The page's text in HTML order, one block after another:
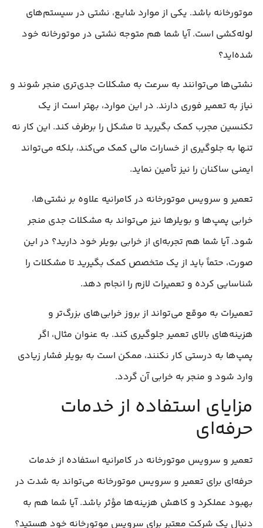
موتورخانه باشد. یکی از موارد شایع، نشتی در سیستم‌های
لوله‌کشی است. آیا شما هم متوجه نشتی در موتورخانه خود
شده‌اید؟
نشتی‌ها می‌توانند به سرعت به مشکلات جدی‌تری منجر شوند و
نیاز به تعمیر فوری دارند. در این موارد، بهتر است از یک
تکنسین مجرب کمک بگیرید تا مشکل را برطرف کند. این کار نه
تنها به جلوگیری از خسارات مالی کمک می‌کند، بلکه می‌تواند
ایمنی ساکنان را نیز تأمین نماید.
تعمیر و سرویس موتورخانه در کامرانیه علاوه بر نشتی‌ها،
خرابی پمپ‌ها و بویلرها نیز می‌تواند به مشکلات جدی منجر
شود. آیا شما هم تجربه‌ای از خرابی بویلر خود دارید؟ در این
صورت، حتماً باید از یک متخصص کمک بگیرید تا مشکلات را
شناسایی کرده و تعمیرات لازم را انجام دهد.
تعمیرات به موقع می‌تواند از بروز خرابی‌های بزرگ‌تر و
هزینه‌های بالای تعمیر جلوگیری کند. به عنوان مثال، اگر
پمپ‌ها به درستی کار نکنند، ممکن است به بویلر فشار زیادی
وارد شود و منجر به خرابی آن گردد.
مزایای استفاده از خدمات
حرفه‌ای
تعمیر و سرویس موتورخانه در کامرانیه استفاده از خدمات
حرفه‌ای برای تعمیر و سرویس موتورخانه می‌تواند به شدت در
بهبود عملکرد و کاهش هزینه‌ها مؤثر باشد. آیا شما هم به
دنبال یک شرکت معتبر برای سرویس موتورخانه خود هستید؟